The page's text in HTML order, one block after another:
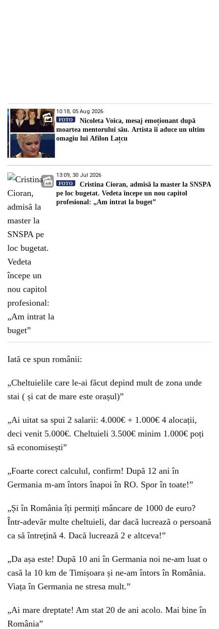
10:18, 05 Aug 2026
FOTO
Nicoleta Voica, mesaj emoționant după
moartea mentorului său. Artista îi aduce un ultim
omagiu lui Afilon Lațcu
13:09, 30 Jul 2026
FOTO
Cristina Cioran, admisă la master la SNSPA
pe loc bugetat. Vedeta începe un nou capitol
profesional: „Am intrat la buget”
Iată ce spun românii:
„Cheltuielile care le-ai făcut depind mult de zona unde
stai ( și cat de mare este orașul)”
„Ai uitat sa spui 2 salarii: 4.000€ + 1.000€ 4 alocații,
deci venit 5.000€. Cheltuieli 3.500€ minim 1.000€ poți
să economisești”
„Foarte corect calculul, confirm! După 12 ani în
Germania m-am întors înapoi în RO. Spor în toate!”
„Și în România îți permiți mâncare de 1000 de euro?
Într-adevăr multe cheltuieli, dar dacă lucrează o persoană
ca să întrețină 4. Dacă lucrează 2 e altceva!”
„Da așa este! După 10 ani în Germania noi ne-am luat o
casă la 10 km de Timișoara și ne-am întors în România.
Viața în Germania ne stresa mult.”
„Ai mare dreptate! Am stat 20 de ani acolo. Mai bine în
România”